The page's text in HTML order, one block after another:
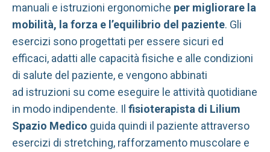
manuali e istruzioni ergonomiche per migliorare la
mobilità, la forza e l’equilibrio del paziente. Gli
esercizi sono progettati per essere sicuri ed
efficaci, adatti alle capacità fisiche e alle condizioni
di salute del paziente, e vengono abbinati
ad istruzioni su come eseguire le attività quotidiane
in modo indipendente. Il fisioterapista di Lilium
Spazio Medico guida quindi il paziente attraverso
esercizi di stretching, rafforzamento muscolare e